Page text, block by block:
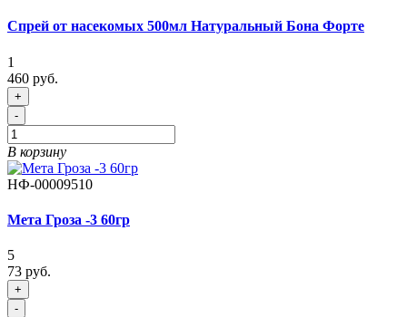
Спрей от насекомых 500мл Натуральный Бона Форте
1
460 руб.
+
-
В корзину
НФ-00009510
Мета Гроза -3 60гр
5
73 руб.
+
-